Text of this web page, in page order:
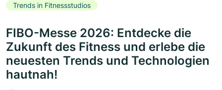
Trends in Fitnessstudios
FIBO-Messe 2026: Entdecke die
Zukunft des Fitness und erlebe die
neuesten Trends und Technologien
hautnah!